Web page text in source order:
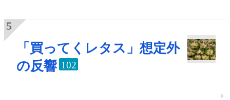
「買ってくレタス」想定外
の反響 102